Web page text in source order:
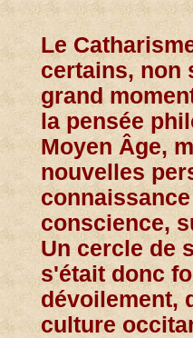
Le
certains, non
grand
la pensée
Moyen Âge,
nouvelles
conscience,
Un cercle de
s'était donc
dévoilement,
culture